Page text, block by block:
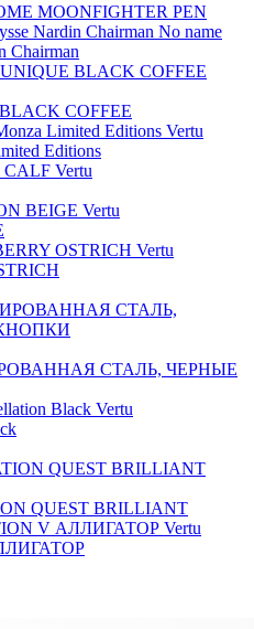
MOONFIGHTER PEN
No name
Chairman
COFFEE
Vertu
Editions
Vertu
Vertu
Vertu
СТАЛЬ, ЧЕРНЫЕ
Vertu
QUEST BRILLIANT
Vertu